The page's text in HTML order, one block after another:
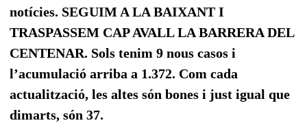
notícies. SEGUIM A LA BAIXANT I
TRASPASSEM CAP AVALL LA BARRERA DEL
CENTENAR. Sols tenim 9 nous casos i
l’acumulació arriba a 1.372. Com cada
actualització, les altes són bones i just igual que
dimarts, són 37.